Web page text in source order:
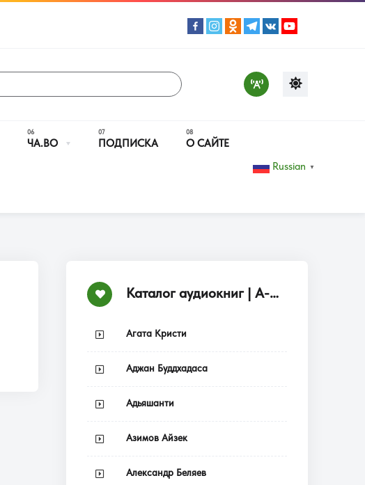
ЧА.ВО ПОДПИСКА О САЙТЕ
Russian ▼
Каталог аудиокниг | А-Я
Агата Кристи
Аджан Буддхадаса
Адьяшанти
Азимов Айзек
Александр Беляев